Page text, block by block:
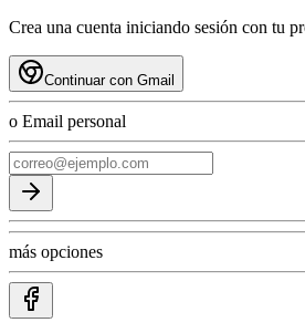
Crea una cuenta iniciando sesión con tu
Continuar con Gmail
o Email personal
más opciones